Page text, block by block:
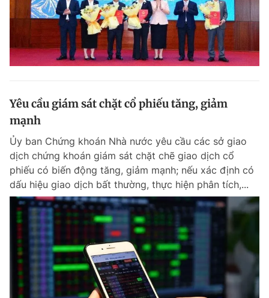
Hotline
0906 645 777
Liên hệ quảng cáo
0908 780 404
Đặt báo Quảng cáo RSS Tòa soạn Chính sách bảo
Phó tổng biên tập: Lâm Hiếu Dũng
Phó tổng biên tập: Trần Việt Hưng
Tổng thư ký tòa soạn: Đức Trung
Giấy phép xuất bản số 110/GP - BTTTT cấp ngày 24.3.2020
© 2003-2026 Bản quyền thuộc về Báo Thanh Niên. Cấm sao chép
dưới mọi hình thức nếu không có sự chấp thuận bằng văn bản.
Phát triển bởi ePi Technologies, JSC.
Yêu cầu giám sát chặt cổ phiếu tăng, giảm
mạnh
Ủy ban Chứng khoán Nhà nước yêu cầu các sở giao
dịch chứng khoán giám sát chặt chẽ giao dịch cổ
phiếu có biến động tăng, giảm mạnh; nếu xác định có
dấu hiệu giao dịch bất thường, thực hiện phân tích,...